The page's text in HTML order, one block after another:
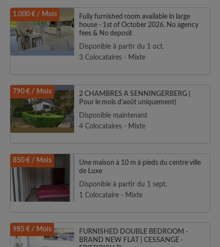
1.000 € / Mois
Fully furnished room available in large
house - 1st of October 2026. No agency
fees & No deposit
Disponible à partir du 1 oct.
3 Colocataires - Mixte
790 € / Mois
2 CHAMBRES A SENNINGERBERG (
Pour le mois d'août uniquement)
Disponible maintenant
4 Colocataires - Mixte
850 € / Mois
Une maison à 10 m à pieds du centre ville
de Luxe
Disponible à partir du 1 sept.
1 Colocataire - Mixte
985 € / Mois
FURNISHED DOUBLE BEDROOM -
BRAND NEW FLAT | CESSANGE -